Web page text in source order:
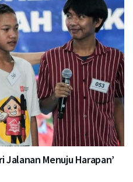
Jalanan Menuju Harapan’